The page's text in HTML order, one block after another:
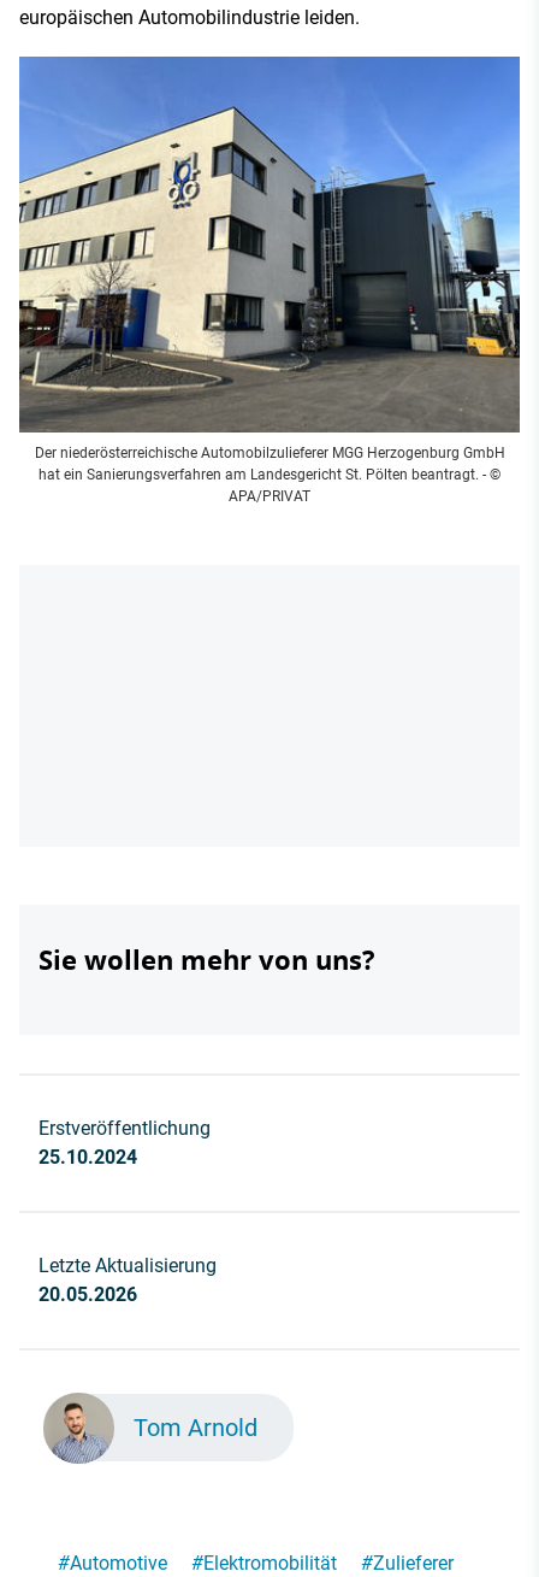
europäischen Automobilindustrie leiden.
Der niederösterreichische Automobilzulieferer MGG Herzogenburg GmbH
hat ein Sanierungsverfahren am Landesgericht St. Pölten beantragt. - ©
APA/PRIVAT
Sie wollen mehr von uns?
Erstveröffentlichung
25.10.2024
Letzte Aktualisierung
20.05.2026
Tom Arnold
#Automotive #Elektromobilität #Zulieferer